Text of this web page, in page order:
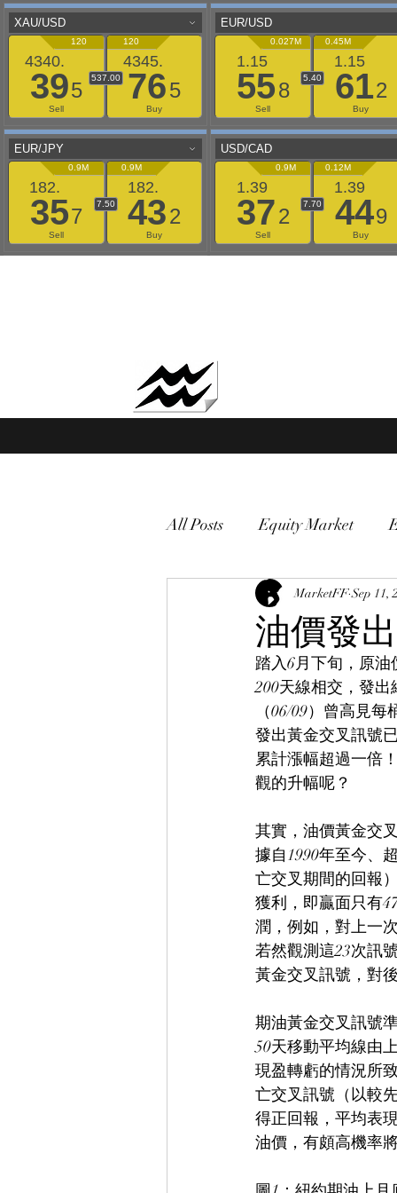
All Posts Equity Market
VIX Market
Currency Macro
油價發
MarketFF Sep 11,
踏入6月下旬，原
200天線相交，發
（06/09）曾高見
發出黃金交叉訊號
累計漲幅超過一倍
觀的升幅呢？
其實，油價黃金交
據自1990年至今、
亡交叉期間的回報
獲利，即贏面只有
潤，例如，對上一
若然觀測這23次訊
黃金交叉訊號，對
期油黃金交叉訊號
50天移動平均線由
現盈轉虧的情況所
亡交叉訊號（以較
得正回報，平均表
油價，有頗高機率